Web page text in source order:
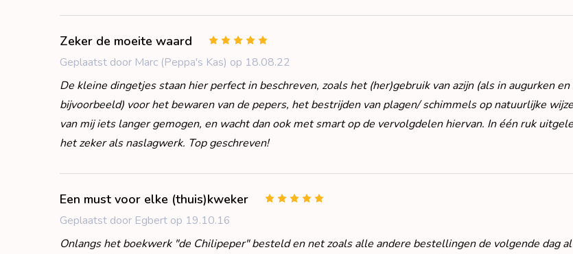
Zeker de moeite waard
Geplaatst door Marc (Peppa's Kas) op 18.08.22
De kleine dingetjes staan hier perfect in beschreven, zoals het (her)gebruik van azijn (als in augurken
bijvoorbeeld) voor het bewaren van de pepers, het bestrijden van plagen/ schimmels op natuurlijke
van mij iets langer gemogen, en wacht dan ook met smart op de vervolgdelen hiervan. In één ruk
het zeker als naslagwerk. Top geschreven!
Een must voor elke (thuis)kweker
Geplaatst door Egbert op 19.10.16
Onlangs het boekwerk "de Chilipeper" besteld en net zoals alle andere bestellingen de volgende dag